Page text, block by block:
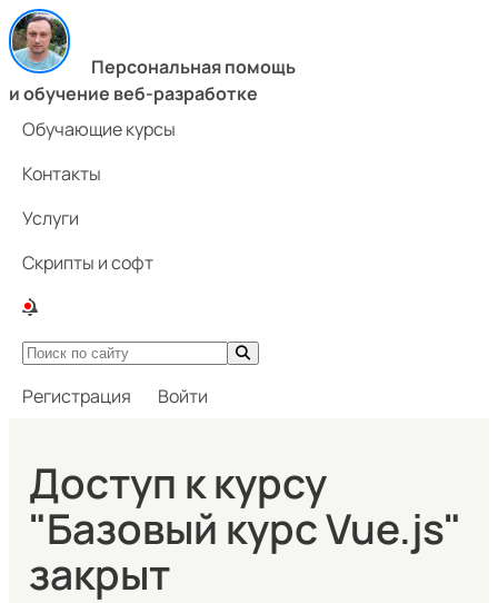
Персональная помощь
и обучение веб-разработке
Обучающие курсы
Контакты
Услуги
Скрипты и софт
Регистрация Войти
Доступ к курсу
"Базовый курс Vue.js"
закрыт